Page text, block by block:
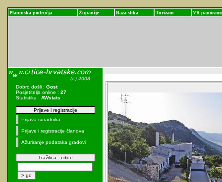
Planinska područja Županije Baza slika Turizam VR panorame
Dobro došli : Gost
Posjetitelja online : 27
Statistika : AWstats
Prijave i registracije
Prijava suradnika
Prijave i registracije članova
Ažuriranje podataka gradovi
Tražilica - crtice